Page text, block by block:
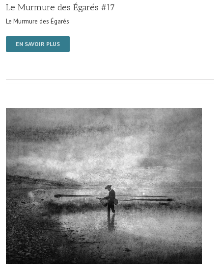
Le Murmure des Égarés #17
Le Murmure des Égarés
EN SAVOIR PLUS